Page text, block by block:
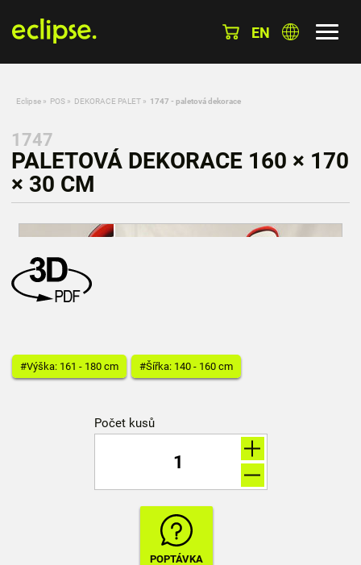
EN
Eclipse » POS » DEKORACE PALET » 1747 - paletová dekorace
1747
PALETOVÁ DEKORACE 160 × 170
× 30 CM
#Výška: 161 - 180 cm #Šířka: 140 - 160 cm
Počet kusů